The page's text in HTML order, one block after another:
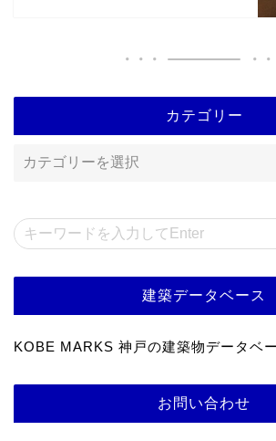
カテゴリー
建築データベース
KOBE MARKS 神戸の建築物データベ
お問い合わせ